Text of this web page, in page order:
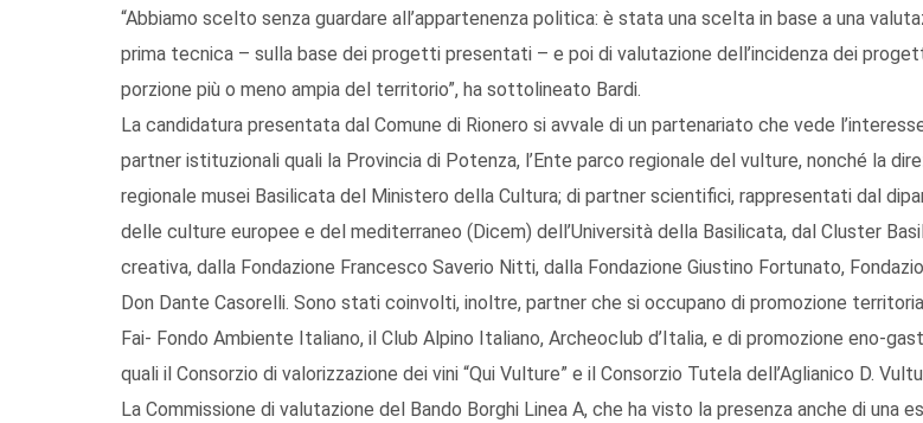
“Abbiamo scelto senza guardare all’appartenenza politica: è stata una scelta in base a una
prima tecnica – sulla base dei progetti presentati – e poi di valutazione dell’incidenza dei
porzione più o meno ampia del territorio”, ha sottolineato Bardi.
La candidatura presentata dal Comune di Rionero si avvale di un partenariato che vede
partner istituzionali quali la Provincia di Potenza, l’Ente parco regionale del vulture, nonché la
regionale musei Basilicata del Ministero della Cultura; di partner scientifici, rappresentati dal
delle culture europee e del mediterraneo (Dicem) dell’Università della Basilicata, dal Cluster
creativa, dalla Fondazione Francesco Saverio Nitti, dalla Fondazione Giustino Fortunato,
Don Dante Casorelli. Sono stati coinvolti, inoltre, partner che si occupano di promozione
Fai- Fondo Ambiente Italiano, il Club Alpino Italiano, Archeoclub d’Italia, e di promozione eno-
quali il Consorzio di valorizzazione dei vini “Qui Vulture” e il Consorzio Tutela dell’Aglianico D.
La Commissione di valutazione del Bando Borghi Linea A, che ha visto la presenza anche di una